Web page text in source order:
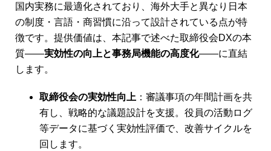
国内実務に最適化されており、海外大手と異なり日本
の制度・言語・商習慣に沿って設計されている点が特
徴です。提供価値は、本記事で述べた取締役会DXの本
質――実効性の向上と事務局機能の高度化――に直結
します。
取締役会の実効性向上 ：審議事項の年間計画を共
有し、戦略的な議題設計を支援。役員の活動ログ
等データに基づく実効性評価で、改善サイクルを
回します。